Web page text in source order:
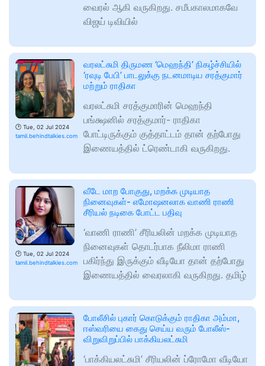
வைரல் ஆகி வருகிறது. சமீபகாலமாகவே
விஜய் டிவியில்
🕑 Tue, 02 Jul 2024
tamil.behindtalkies.com
வரலட்சுமி திருமண ‘மெஹந்தி’ நிகழ்ச்சியில்
‘ரவுடி பேபி’ பாடலுக்கு நடனமாடிய சரத்குமார்
மற்றும் ராதிகா
வரலட்சுமி சரத்குமாரின் மெஹந்தி
பங்க்ஷனில் சரத்குமார்- ராதிகா
போட்டிருக்கும் குத்தாட்டம் தான் தற்போது
இணையத்தில் ட்ரெண்டாகி வருகிறது.
🕑 Tue, 02 Jul 2024
tamil.behindtalkies.com
வீடே மாற போகுது, மறக்க முடியாத
நினைவுகள்- எமோஷனலாக வாணி ராணி
சீரியல் நடிகை போட்ட பதிவு
‘வாணி ராணி’ சீரியலின் மறக்க முடியாத
நினைவுகள் தொடர்பாக நீலிமா ராணி
பகிர்ந்து இருக்கும் வீடியோ தான் தற்போது
இணையத்தில் வைரலாகி வருகிறது. தமிழ்
போலீசில் புகார் கொடுக்கும் ராதிகா அம்மா,
ஈஸ்வரியை கைது செய்ய வரும் போலீஸ்-
விறுவிறுப்பில் பாக்கியலட்சுமி
‘பாக்கியலட்சுமி’ சீரியலின் ப்ரோமோ வீடியோ